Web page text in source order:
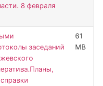
8 февраля
заседаний
61
MB